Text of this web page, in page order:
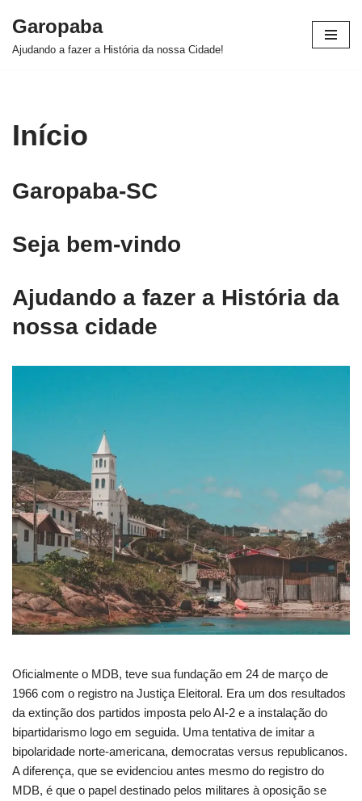
Pular
Garopaba
Ajudando a fazer a História da nossa Cidade!
Início
Garopaba-SC
Seja bem-vindo
Ajudando a fazer a História da
nossa cidade
Oficialmente o MDB, teve sua fundação em 24 de março de
1966 com o registro na Justiça Eleitoral. Era um dos resultados
da extinção dos partidos imposta pelo AI-2 e a instalação do
bipartidarismo logo em seguida. Uma tentativa de imitar a
bipolaridade norte-americana, democratas versus republicanos.
A diferença, que se evidenciou antes mesmo do registro do
MDB, é que o papel destinado pelos militares à oposição se